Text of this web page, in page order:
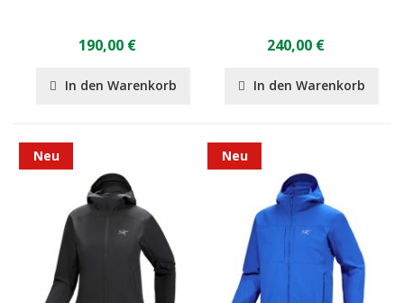
190,00 €
In den Warenkorb
240,00 €
In den Warenkorb
Neu Neu